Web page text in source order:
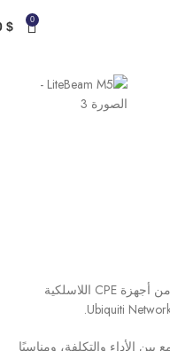
0
$
هو أحدث إصدار من أجهزة CPE اللاسلكية
بين الأداء والتكلفة، ومناسبًا